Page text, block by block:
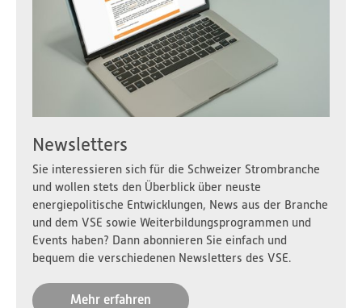
Newsletters
Sie interessieren sich für die Schweizer Strombranche
und wollen stets den Überblick über neuste
energiepolitische Entwicklungen, News aus der Branche
und dem VSE sowie Weiterbildungsprogrammen und
Events haben? Dann abonnieren Sie einfach und
bequem die verschiedenen Newsletters des VSE.
Mehr erfahren